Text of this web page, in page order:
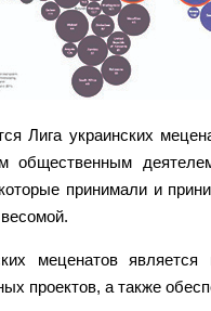
Лига украинских
общественным
принимали и
меценатов
проектов, а также